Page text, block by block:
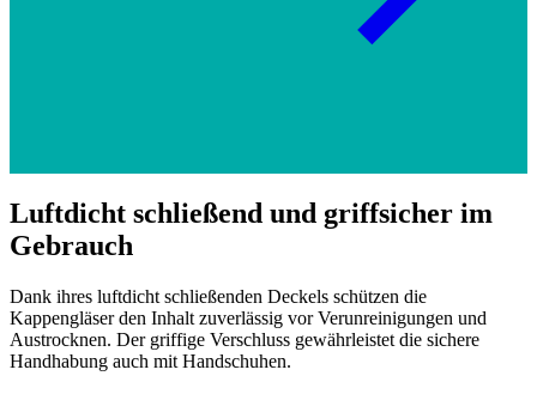
Luftdicht schließend und griffsicher im
Gebrauch
Dank ihres luftdicht schließenden Deckels schützen die
Kappengläser den Inhalt zuverlässig vor Verunreinigungen und
Austrocknen. Der griffige Verschluss gewährleistet die sichere
Handhabung auch mit Handschuhen.